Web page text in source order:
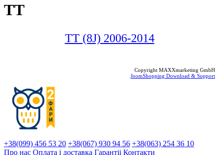
TT
TT (8J) 2006-2014
Copyright MAXXmarketing GmbH
JoomShopping Download & Support
+38(099) 456 53 20 +38(067) 930 94 56 +38(063) 254 36 10
Про нас Оплата і доставка Гарантіi Контакти